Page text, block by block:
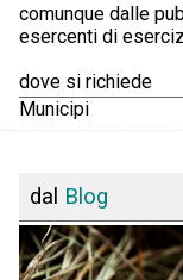
comunque dalle
esercenti di
dove si richiede
Municipi
dal Blog